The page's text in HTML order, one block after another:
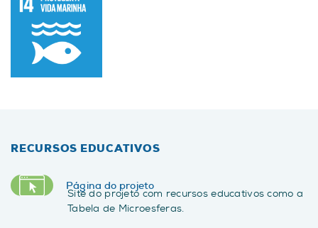
RECURSOS EDUCATIVOS
Página do projeto
Site do projeto com recursos educativos como a
Tabela de Microesferas.